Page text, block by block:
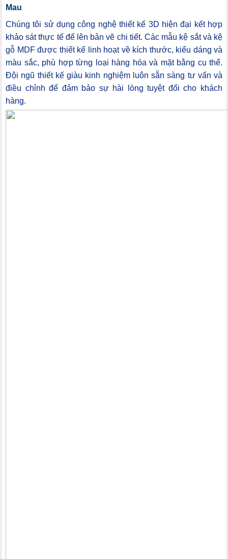
Mau
Chúng tôi sử dụng công nghệ thiết kế 3D hiện đại kết hợp
khảo sát thực tế để lên bản vẽ chi tiết. Các mẫu kệ sắt và kệ
gỗ MDF được thiết kế linh hoạt về kích thước, kiểu dáng và
màu sắc, phù hợp từng loại hàng hóa và mặt bằng cụ thể.
Đội ngũ thiết kế giàu kinh nghiệm luôn sẵn sàng tư vấn và
điều chỉnh để đảm bảo sự hài lòng tuyệt đối cho khách
hàng.